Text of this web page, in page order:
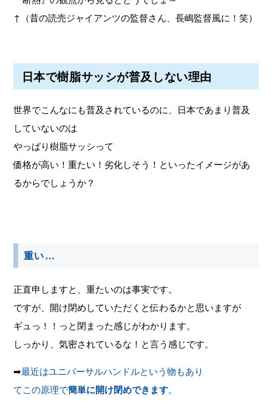
↑（昔の読売ジャイアンツの監督さん、長嶋監督風に！笑）
日本で樹脂サッシが普及しない理由
世界でこんなにも普及されているのに、日本であまり普及
していないのは
やっぱり樹脂サッシって
価格が高い！重たい！劣化しそう！といったイメージがあ
るからでしょうか？
重い…
正直申しますと、重たいのは事実です。
ですが、開け閉めしていただくと伝わるかと思いますが
ギュっ！！っと閉まった感じがわかります。
しっかり、気密されているな！と言う感じです。
➡最近はユニバーサルハンドルという物もあり
てこの原理で簡単に開け閉めできます。